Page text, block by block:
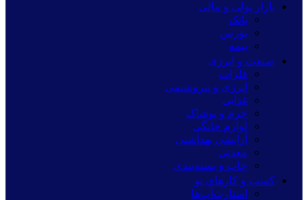
بازار پولی و مالی
بانک
بورس
بیمه
صنعت و انرژی
فلزات
انرژی و پتروشیمی
غذایی
چرم و پوشاک
لوازم خانگی
آرایشی بهداشتی
معدنی
چاپ و بسته‌بندی
کسب و کارهای نو
استارت‌آپ‌ها